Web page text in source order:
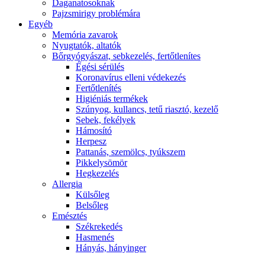
Daganatosoknak
Pajzsmirigy problémára
Egyéb
Memória zavarok
Nyugtatók, altatók
Bőrgyógyászat, sebkezelés, fertőtlenítes
É́gési sérülés
Koronavírus elleni védekezés
Fertőtlenítés
Higiéniás termékek
Szúnyog, kullancs, tetű riasztó, kezelő
Sebek, fekélyek
Hámosító
Herpesz
Pattanás, szemölcs, tyúkszem
Pikkelysömör
Hegkezelés
Allergia
Külsőleg
Belsőleg
Emésztés
Székrekedés
Hasmenés
Hányás, hányinger